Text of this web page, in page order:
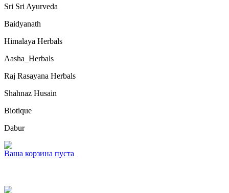
Sri Sri Ayurveda
Baidyanath
Himalaya Herbals
Aasha_Herbals
Raj Rasayana Herbals
Shahnaz Husain
Biotique
Dabur
Ваша корзина пуста